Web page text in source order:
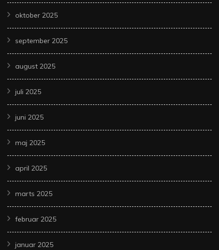
oktober 2025
september 2025
august 2025
juli 2025
juni 2025
maj 2025
april 2025
marts 2025
februar 2025
januar 2025